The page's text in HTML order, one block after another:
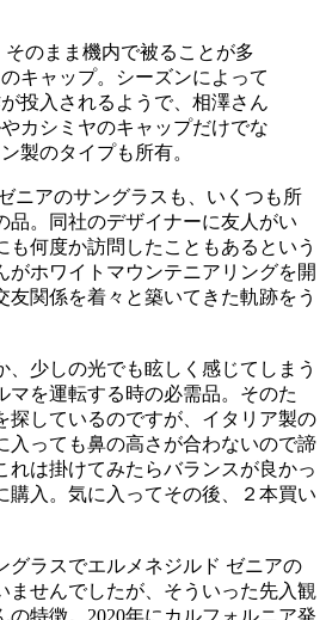
のまま機内で被ることが多
キャップ。シーズンによって
投入されるようで、相澤さん
カシミヤのキャップだけでな
製のタイプも所有。
ニアのサングラスも、いくつも所
品。同社のデザイナーに友人がい
も何度か訪問したこともあるという
がホワイトマウンテニアリングを開
友関係を着々と築いてきた軌跡をう
、少しの光でも眩しく感じてしまう
マを運転する時の必需品。そのた
探しているのですが、イタリア製の
入っても鼻の高さが合わないので諦
れは掛けてみたらバランスが良かっ
購入。気に入ってその後、２本買い
グラスでエルメネジルド ゼニアの
ませんでしたが、そういった先入観
の特徴。2020年にカルフォルニア発